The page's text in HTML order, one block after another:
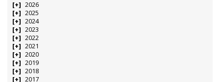
2026
2025
2024
2023
2022
2021
2020
2019
2018
2017